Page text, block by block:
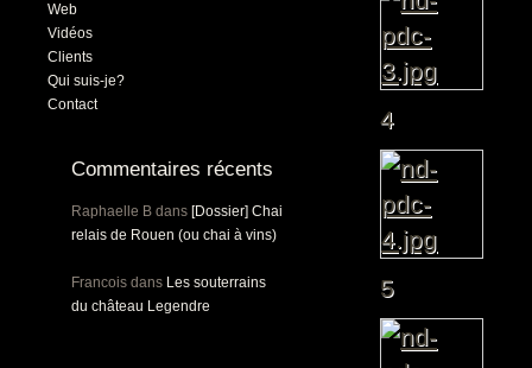
Web
Vidéos
Clients
Qui suis-je?
Contact
Commentaires récents
Raphaelle B dans [Dossier] Chai
relais de Rouen (ou chai à vins)
Francois dans Les souterrains
du château Legendre
4
5